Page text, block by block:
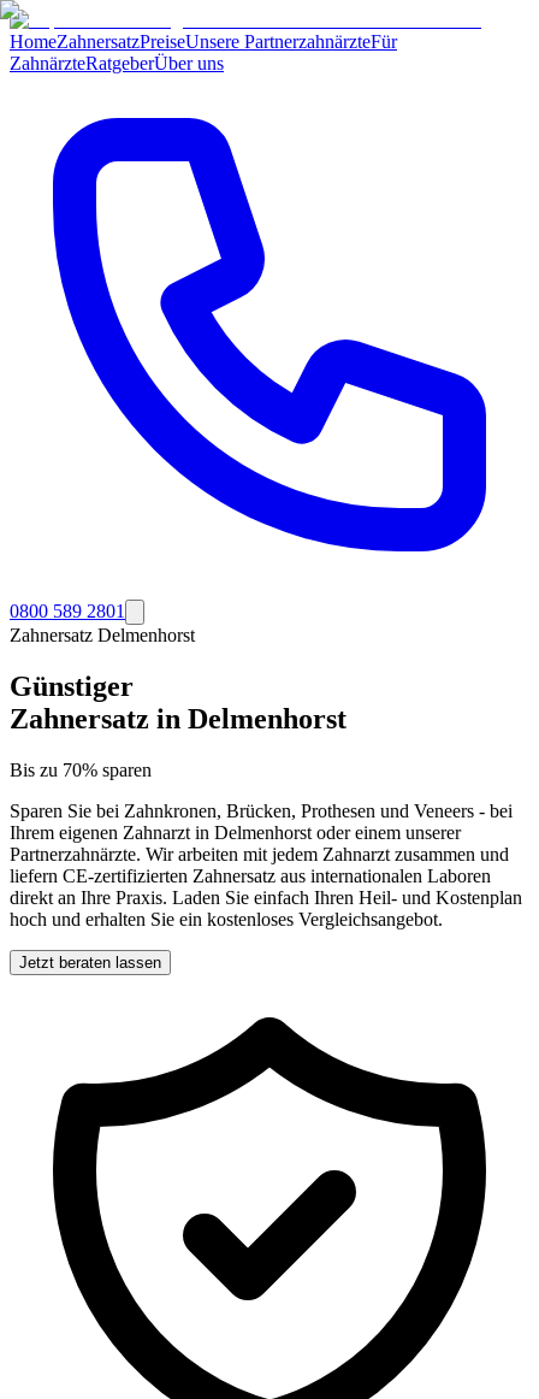
HomeZahnersatzPreiseUnsere PartnerzahnärzteFür
ZahnärzteRatgeberÜber uns
0800 589 2801
Zahnersatz Delmenhorst
Günstiger
Zahnersatz in Delmenhorst
Bis zu 70% sparen
Sparen Sie bei Zahnkronen, Brücken, Prothesen und Veneers - bei
Ihrem eigenen Zahnarzt in Delmenhorst oder einem unserer
Partnerzahnärzte. Wir arbeiten mit jedem Zahnarzt zusammen und
liefern CE-zertifizierten Zahnersatz aus internationalen Laboren
direkt an Ihre Praxis. Laden Sie einfach Ihren Heil- und Kostenplan
hoch und erhalten Sie ein kostenloses Vergleichsangebot.
Jetzt beraten lassen